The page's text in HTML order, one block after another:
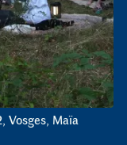
Vosges, Maïa